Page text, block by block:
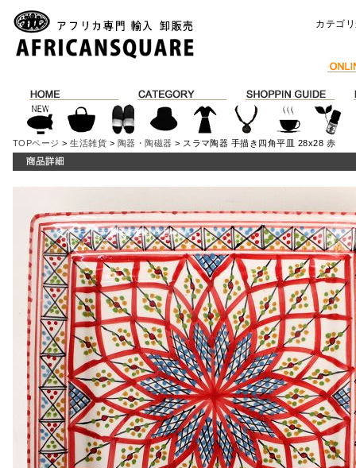
カテゴ
TOPページ >生活雑貨 > 陶器・陶磁器 > スラマ陶器 手描き四角平皿 28x28 赤